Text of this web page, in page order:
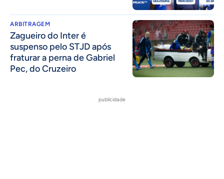
ARBITRAGEM
Zagueiro do Inter é
suspenso pelo STJD após
fraturar a perna de Gabriel
Pec, do Cruzeiro
publicidade